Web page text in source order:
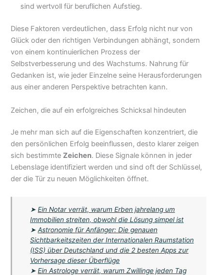
sind wertvoll für beruflichen Aufstieg.
Diese Faktoren verdeutlichen, dass Erfolg nicht nur von
Glück oder den richtigen Verbindungen abhängt, sondern
von einem kontinuierlichen Prozess der
Selbstverbesserung und des Wachstums. Nahrung für
Gedanken ist, wie jeder Einzelne seine Herausforderungen
aus einer anderen Perspektive betrachten kann.
Zeichen, die auf ein erfolgreiches Schicksal hindeuten
Je mehr man sich auf die Eigenschaften konzentriert, die
den persönlichen Erfolg beeinflussen, desto klarer zeigen
sich bestimmteZeichen. Diese Signale können in jeder
Lebenslage identifiziert werden und sind oft der Schlüssel,
der die Tür zu neuen Möglichkeiten öffnet.
➤Ein Notar verrät, warum Erben jahrelang um
Immobilien streiten, obwohl die Lösung simpel ist
➤Astronomie für Anfänger: Die genauen
Sichtbarkeitszeiten der Internationalen Raumstation
(ISS) über Deutschland und die 2 besten Apps zur
Vorhersage dieser Überflüge
➤Ein Astrologe verrät, warum Zwillinge jeden Tag